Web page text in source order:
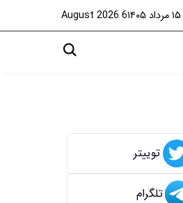
6 August 2026
توییتر
تلگرام